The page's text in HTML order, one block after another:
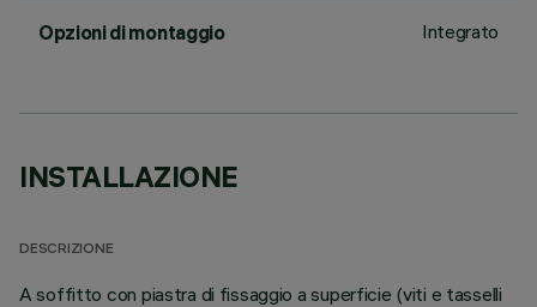
Opzioni di montaggio Integrato
INSTALLAZIONE
DESCRIZIONE
A soffitto con piastra di fissaggio a superficie (viti e tasselli